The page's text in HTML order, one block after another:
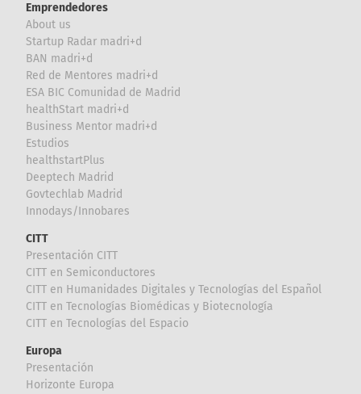
Emprendedores
About us
Startup Radar madri+d
BAN madri+d
Red de Mentores madri+d
ESA BIC Comunidad de Madrid
healthStart madri+d
Business Mentor madri+d
Estudios
healthstartPlus
Deeptech Madrid
Govtechlab Madrid
Innodays/Innobares
CITT
Presentación CITT
CITT en Semiconductores
CITT en Humanidades Digitales y Tecnologías del Español
CITT en Tecnologías Biomédicas y Biotecnología
CITT en Tecnologías del Espacio
Europa
Presentación
Horizonte Europa